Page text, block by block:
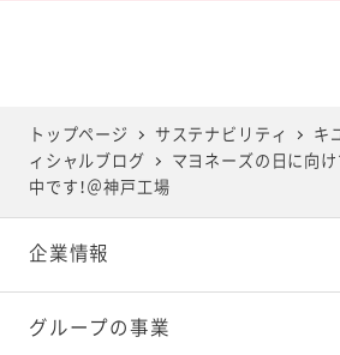
2025年4月
2025年3月
2025年2月
2024年5月
2024年4月
2024年3月
2023年6月
2023年5月
2023年4月
2022年7月
2022年6月
2022年5月
2021年8月
2021年7月
2021年6月
2020年9月
2020年8月
2020年7月
2019年10月
2019年9月
2019年8月
トップページ サステナビリティ
キ
ィシャルブログ
マヨネーズの日に向
中です！＠神戸工場
企業情報
グループの事業